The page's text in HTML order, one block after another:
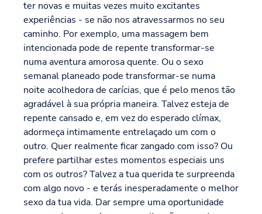
ter novas e muitas vezes muito excitantes
experiências - se não nos atravessarmos no seu
caminho. Por exemplo, uma massagem bem
intencionada pode de repente transformar-se
numa aventura amorosa quente. Ou o sexo
semanal planeado pode transformar-se numa
noite acolhedora de carícias, que é pelo menos tão
agradável à sua própria maneira. Talvez esteja de
repente cansado e, em vez do esperado clímax,
adormeça intimamente entrelaçado um com o
outro. Quer realmente ficar zangado com isso? Ou
prefere partilhar estes momentos especiais uns
com os outros? Talvez a tua querida te surpreenda
com algo novo - e terás inesperadamente o melhor
sexo da tua vida. Dar sempre uma oportunidade